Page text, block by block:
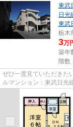
東武
日光
東武
栃木
3万
築年
階数
ぜひ一度見ていただきた
ルマンション：東武日光
が平坦だと買い物も快適